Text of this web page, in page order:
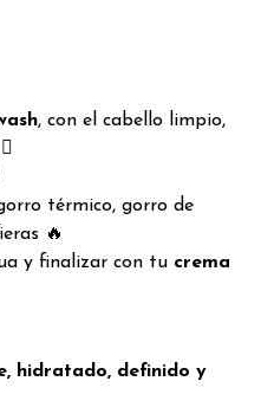
, con el cabello limpio,
térmico, gorro de
🔥
y finalizar con tu crema
hidratado, definido y